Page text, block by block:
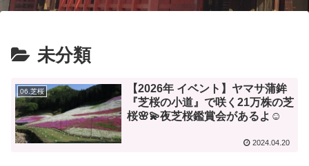
未分類
06.芝桜
【2026年 イベント】ヤマサ蒲鉾
『芝桜の小道』で咲く21万株の芝
桜🌸💫夜芝桜鑑賞会があるよ☺️
2024.04.20